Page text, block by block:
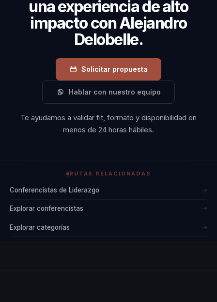
del mercado actual y
alcanzar sus objetivos
confianza y eficacia.
una experiencia de alto
impacto con Alejandro
Delobelle.
Solicitar propuesta
Hablar con nuestro equipo
Te ayudamos a validar fit, formato y disponibilidad en
menos de 24 horas hábiles.
RUTAS RELACIONADAS
Conferencistas de Liderazgo →
Explorar conferencistas →
Explorar categorías →